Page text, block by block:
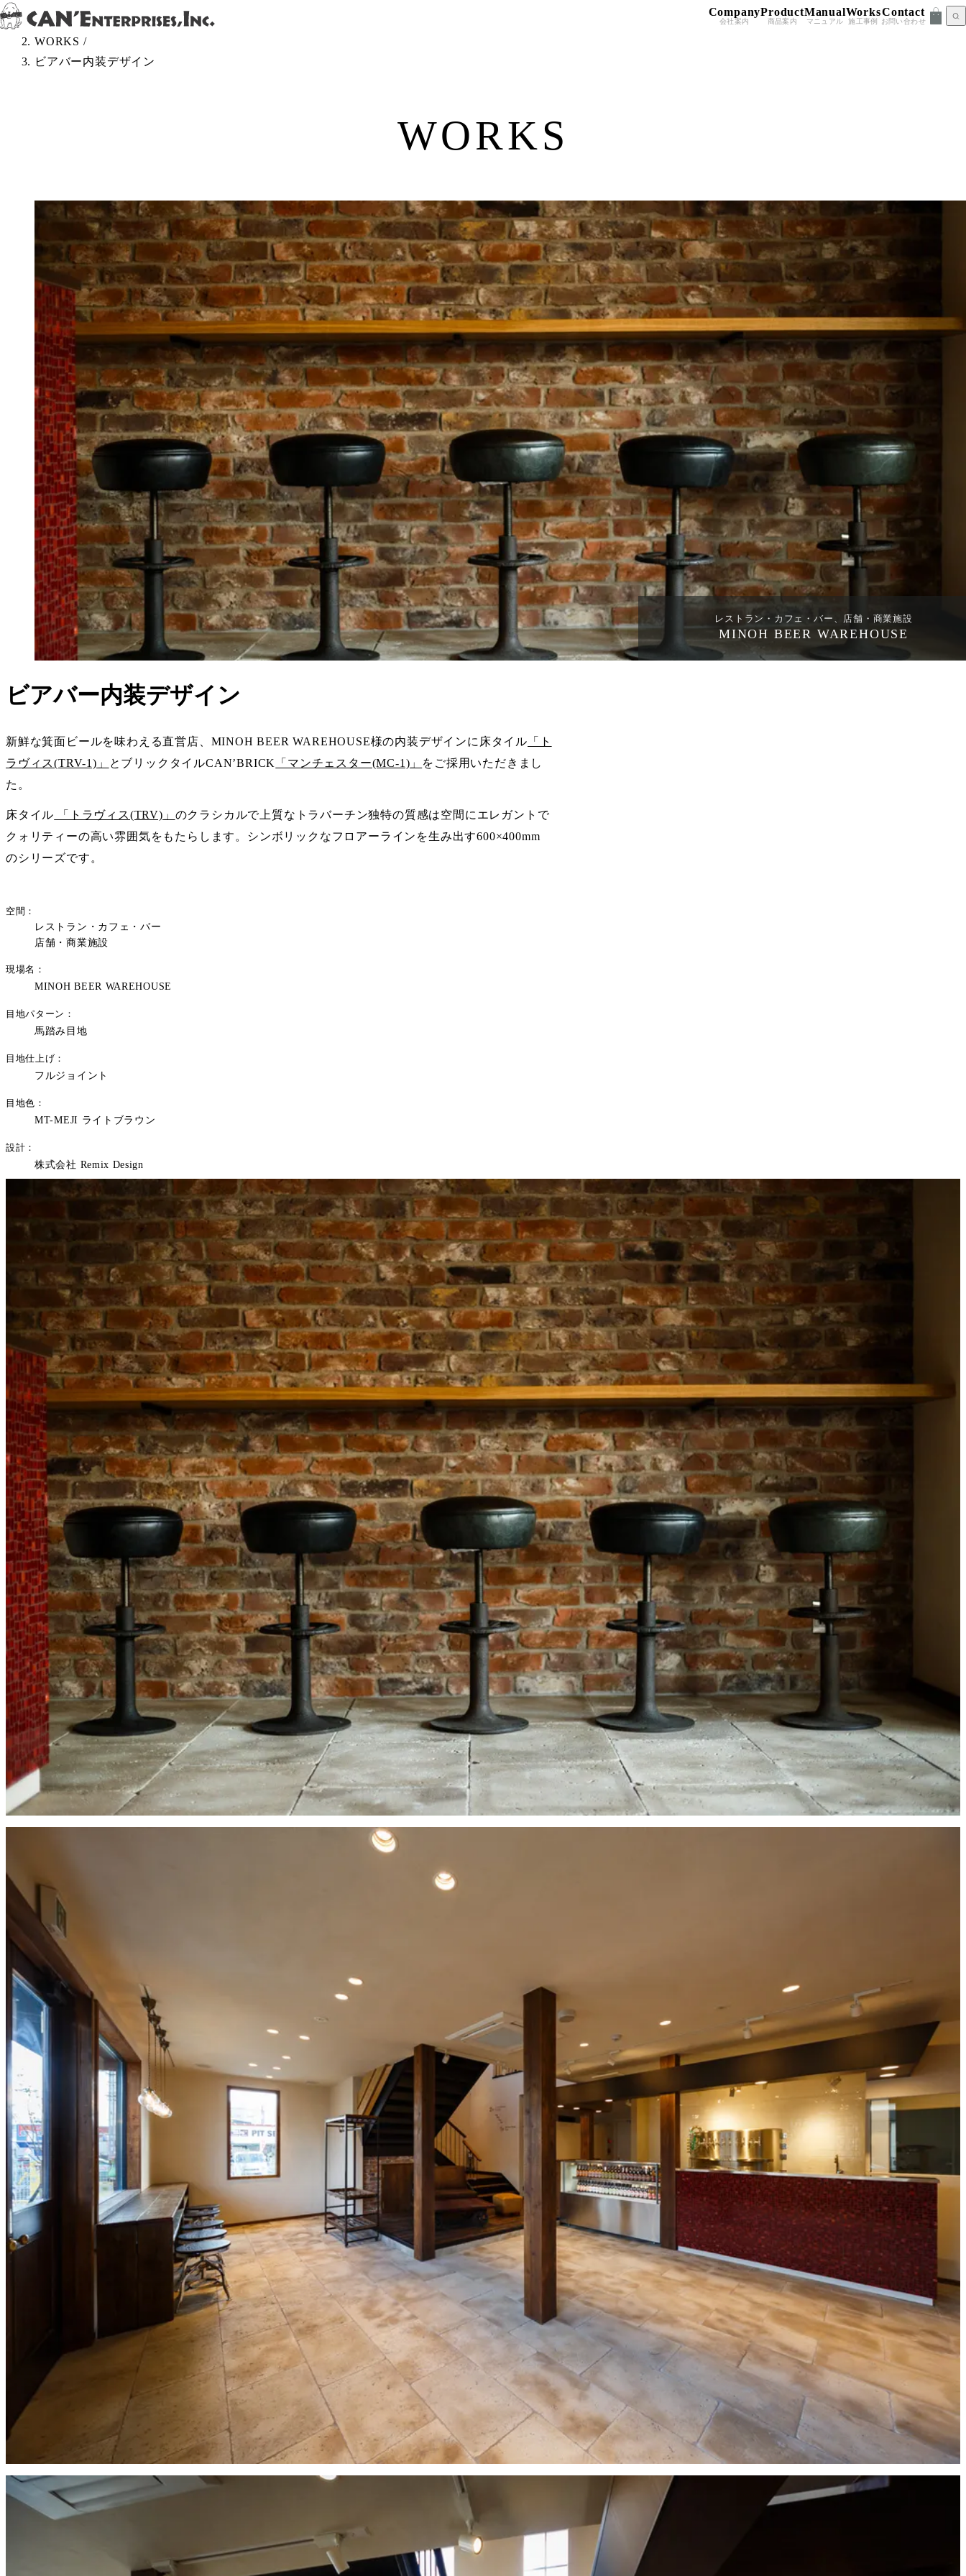
Skip to content
Company
会社案内
Product
商品案内
Manual
マニュアル
Works
施工事例
Contact
お問い合わせ
TOP /
WORKS /
ビアバー内装デザイン
WORKS
レストラン・カフェ・バー、店舗・商業施設
MINOH BEER WAREHOUSE
ビアバー内装デザイン
新鮮な箕面ビールを味わえる直営店、MINOH BEER WAREHOUSE様の内装デザインに床タイル 「ト
ラヴィス(TRV-1)」
とブリックタイルCAN’BRICK 「マンチェスター(MC-1)」
をご採用いただきまし
た。
床タイル 「トラヴィス(TRV)」 のクラシカルで上質なトラバーチン独特の質感は空間にエレガントで
クォリティーの高い雰囲気をもたらします。シンボリックなフロアーラインを生み出す600×400mm
のシリーズです。
空間
レストラン・カフェ・バー
店舗・商業施設
現場名
MINOH BEER WAREHOUSE
目地パターン
馬踏み目地
目地仕上げ
フルジョイント
目地色
MT-MEJI ライトブラウン
設計
株式会社 Remix Design